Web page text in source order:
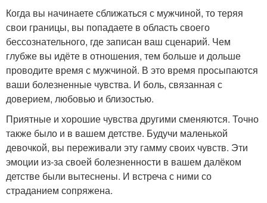
Когда вы начинаете сближаться с мужчиной, то теряя
свои границы, вы попадаете в область своего
бессознательного, где записан ваш сценарий. Чем
глубже вы идёте в отношения, тем больше и дольше
проводите время с мужчиной. В это время просыпаются
ваши болезненные чувства. И боль, связанная с
доверием, любовью и близостью.
Приятные и хорошие чувства другими сменяются. Точно
также было и в вашем детстве. Будучи маленькой
девочкой, вы переживали эту гамму своих чувств. Эти
эмоции из-за своей болезненности в вашем далёком
детстве были вытеснены. И встреча с ними со
страданием сопряжена.